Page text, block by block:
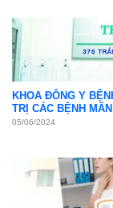
KHOA ĐÔNG Y
TRỊ CÁC BỆNH
05/06/2024